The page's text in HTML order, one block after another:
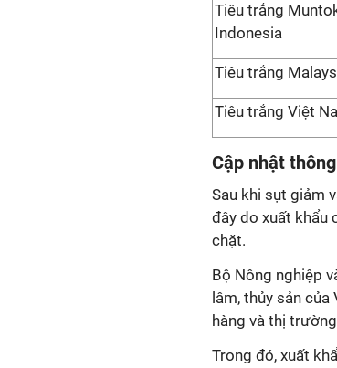
Tiêu trắng
Indonesia
Tiêu trắng
Tiêu trắng Việt
Cập nhật
Sau khi sụt giảm
đây do xuất khẩu
chặt.
Bộ Nông nghiệp
lâm, thủy sản
hàng và thị
Trong đó, xuất